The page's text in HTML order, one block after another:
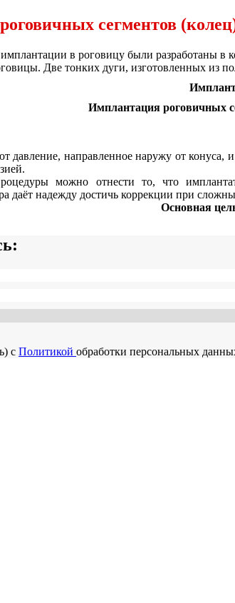
сегментов
в роговицу были разработаны в
Две тонких дуги, изготовленных из
Имплантация роговичных
давление, направленное наружу от конуса,
можно отнести то, что
даёт надежду достичь коррекции при
Основная
с Политикой обработки персональных